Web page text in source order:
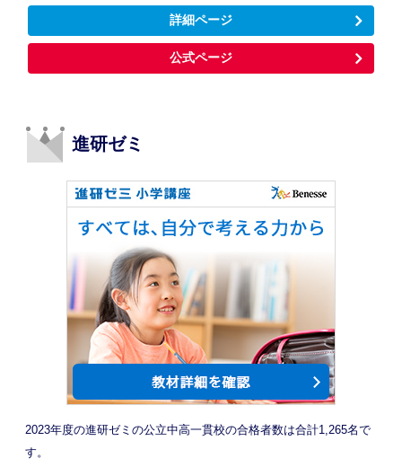
詳細ページ
公式ページ
進研ゼミ
2023年度の進研ゼミの公立中高一貫校の合格者数は合計1,265名で
す。